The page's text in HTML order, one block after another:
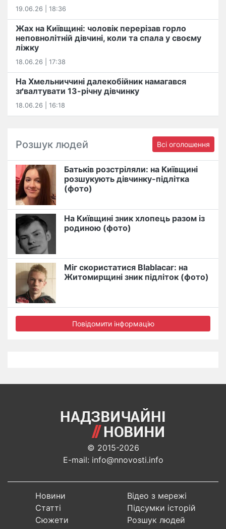
19.06.26 | 18:36
Жах на Київщині: чоловік перерізав горло
неповнолітній дівчині, коли та спала у своєму
ліжку
18.06.26 | 17:38
На Хмельниччині далекобійник намагався
зґвалтувати 13-річну дівчинку
18.06.26 | 16:18
Розшук людей Всі оголошення
Батьків розстріляли: на Київщині
розшукують дівчинку-підлітка
(фото)
На Київщині зник хлопець разом із
родиною (фото)
Міг скористатися Blablacar: на
Житомирщині зник підліток (фото)
Повідомити інформацію
© 2015-2026
E-mail: info@nnovosti.info
Новини
Статті
Сюжети
Відео з мережі
Підсумки історій
Розшук людей